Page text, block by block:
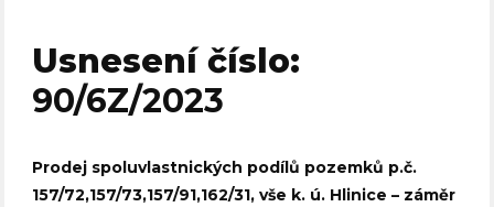
Usnesení číslo:
90/6Z/2023
Prodej spoluvlastnických podílů pozemků p.č.
157/72,157/73,157/91,162/31, vše k. ú. Hlinice – záměr